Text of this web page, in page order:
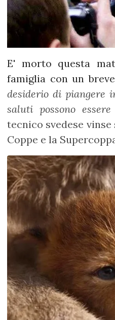
E' morto questa
famiglia con un
desiderio di piangere
saluti possono
tecnico svedese
Coppe e la